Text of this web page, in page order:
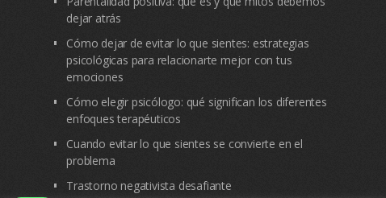
dejar atrás
Cómo dejar de evitar lo que sientes: estrategias
psicológicas para relacionarte mejor con tus
emociones
Cómo elegir psicólogo: qué significan los diferentes
enfoques terapéuticos
Cuando evitar lo que sientes se convierte en el
problema
Trastorno negativista desafiante